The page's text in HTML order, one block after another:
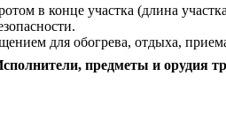
в конце участка (длина
для обогрева, отдыха,
предметы и орудия